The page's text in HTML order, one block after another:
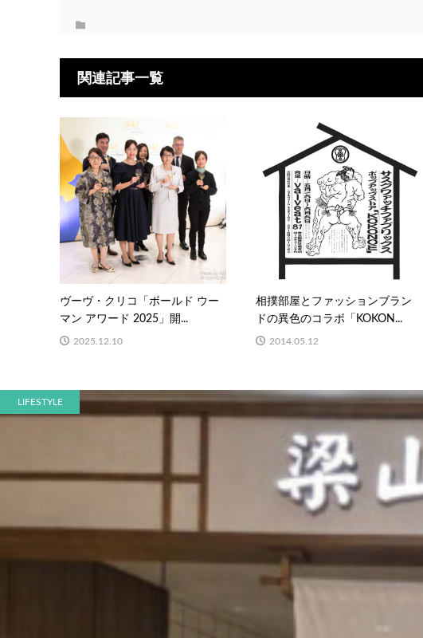
関連記事一覧
ヴーヴ・クリコ「ボールド ウー
マン アワード 2025」開...
2025.12.10
相撲部屋とファッションブラン
ドの異色のコラボ「KOKON...
2014.05.12
LIFESTYLE